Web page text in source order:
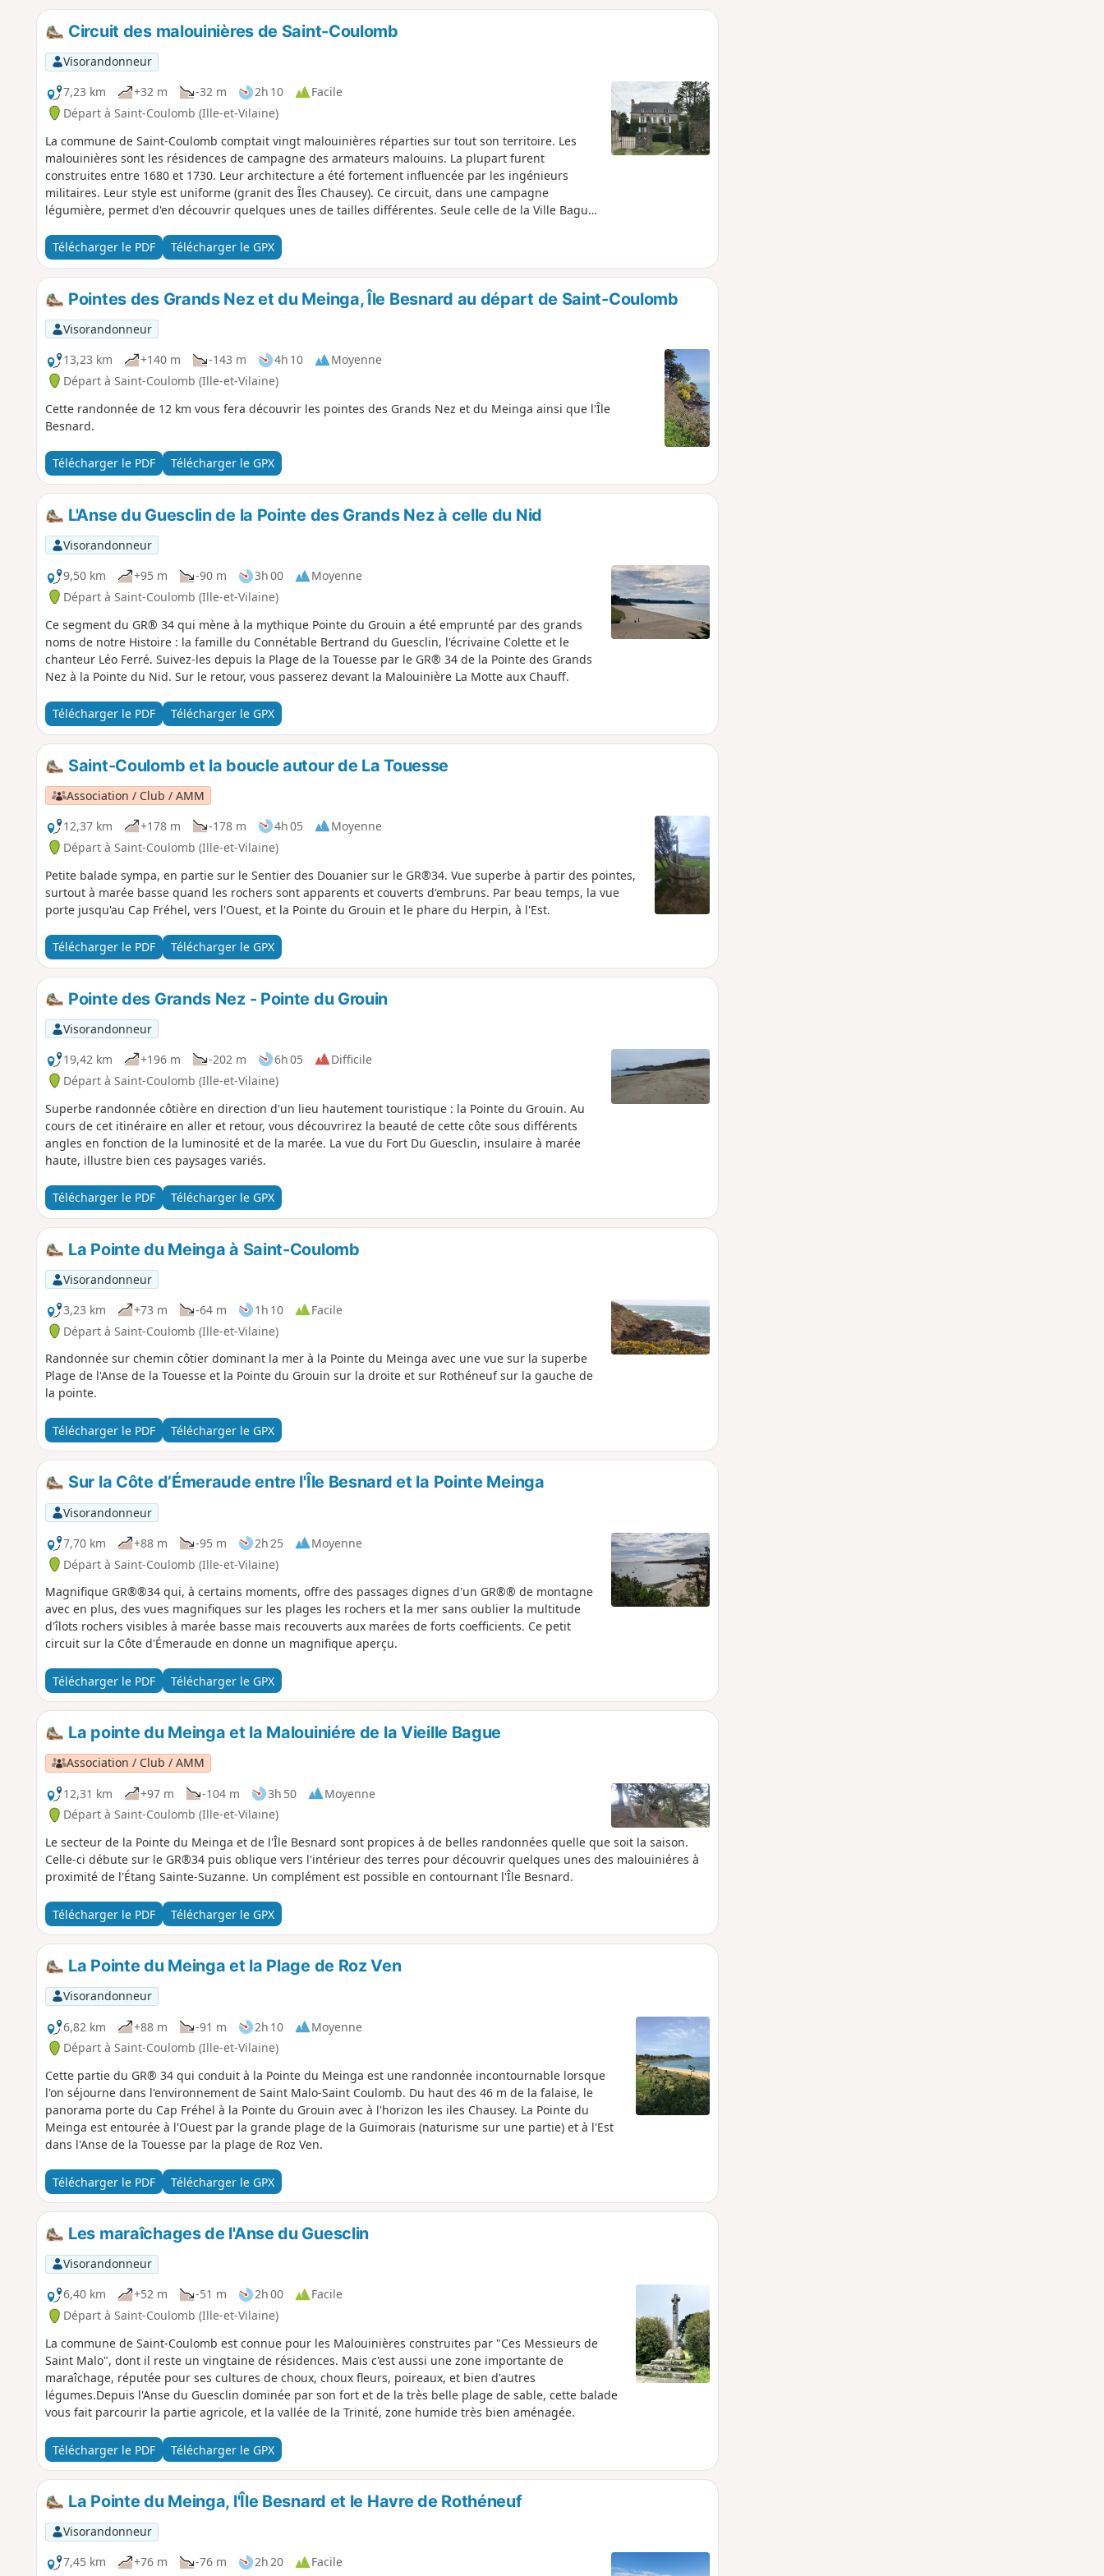
Circuit des malouinières de Saint-Coulomb
Visorandonneur
7,23 km
+32 m -32 m 2h 10
Facile
Départ à Saint-Coulomb (Ille-et-Vilaine)
La commune de Saint-Coulomb comptait vingt malouinières réparties sur tout son territoire. Les
malouinières sont les résidences de campagne des armateurs malouins. La plupart furent
construites entre 1680 et 1730. Leur architecture a été fortement influencée par les ingénieurs
militaires. Leur style est uniforme (granit des Îles Chausey). Ce circuit, dans une campagne
légumière, permet d'en découvrir quelques unes de tailles différentes. Seule celle de la Ville Bague
Télécharger le PDF
Télécharger le GPX
Pointes des Grands Nez et du Meinga, Île Besnard au départ de Saint-Coulomb
Visorandonneur
13,23 km
+140 m -143 m 4h 10
Moyenne
Départ à Saint-Coulomb (Ille-et-Vilaine)
Cette randonnée de 12 km vous fera découvrir les pointes des Grands Nez et du Meinga ainsi que l'Île
Besnard.
Télécharger le PDF Télécharger le GPX
L'Anse du Guesclin de la Pointe des Grands Nez à celle du Nid
Visorandonneur
9,50 km
+95 m -90 m 3h 00
Moyenne
Départ à Saint-Coulomb (Ille-et-Vilaine)
Ce segment du GR® 34 qui mène à la mythique Pointe du Grouin a été emprunté par des grands
noms de notre Histoire : la famille du Connétable Bertrand du Guesclin, l'écrivaine Colette et le
chanteur Léo Ferré. Suivez-les depuis la Plage de la Touesse par le GR® 34 de la Pointe des Grands
Nez à la Pointe du Nid. Sur le retour, vous passerez devant la Malouinière La Motte aux Chauff.
Télécharger le PDF Télécharger le GPX
Saint-Coulomb et la boucle autour de La Touesse
Association / Club / AMM
12,37 km
+178 m -178 m 4h 05
Moyenne
Départ à Saint-Coulomb (Ille-et-Vilaine)
Petite balade sympa, en partie sur le Sentier des Douanier sur le GR®34. Vue superbe à partir des pointes,
surtout à marée basse quand les rochers sont apparents et couverts d'embruns. Par beau temps, la vue
porte jusqu'au Cap Fréhel, vers l'Ouest, et la Pointe du Grouin et le phare du Herpin, à l'Est.
Télécharger le PDF Télécharger le GPX
Pointe des Grands Nez - Pointe du Grouin
Visorandonneur
19,42 km
+196 m -202 m 6h 05
Difficile
Départ à Saint-Coulomb (Ille-et-Vilaine)
Superbe randonnée côtière en direction d'un lieu hautement touristique : la Pointe du Grouin. Au
cours de cet itinéraire en aller et retour, vous découvrirez la beauté de cette côte sous différents
angles en fonction de la luminosité et de la marée. La vue du Fort Du Guesclin, insulaire à marée
haute, illustre bien ces paysages variés.
Télécharger le PDF Télécharger le GPX
La Pointe du Meinga à Saint-Coulomb
Visorandonneur
3,23 km
+73 m -64 m 1h 10
Facile
Départ à Saint-Coulomb (Ille-et-Vilaine)
Randonnée sur chemin côtier dominant la mer à la Pointe du Meinga avec une vue sur la superbe
Plage de l'Anse de la Touesse et la Pointe du Grouin sur la droite et sur Rothéneuf sur la gauche de
la pointe.
Télécharger le PDF Télécharger le GPX
Sur la Côte d’Émeraude entre l'Île Besnard et la Pointe Meinga
Visorandonneur
7,70 km
+88 m -95 m 2h 25
Moyenne
Départ à Saint-Coulomb (Ille-et-Vilaine)
Magnifique GR®®34 qui, à certains moments, offre des passages dignes d'un GR®® de montagne
avec en plus, des vues magnifiques sur les plages les rochers et la mer sans oublier la multitude
d'îlots rochers visibles à marée basse mais recouverts aux marées de forts coefficients. Ce petit
circuit sur la Côte d'Émeraude en donne un magnifique aperçu.
Télécharger le PDF Télécharger le GPX
La pointe du Meinga et la Malouiniére de la Vieille Bague
Association / Club / AMM
12,31 km
+97 m -104 m 3h 50
Moyenne
Départ à Saint-Coulomb (Ille-et-Vilaine)
Le secteur de la Pointe du Meinga et de l'Île Besnard sont propices à de belles randonnées quelle que soit la saison.
Celle-ci débute sur le GR®34 puis oblique vers l'intérieur des terres pour découvrir quelques unes des malouiniéres à
proximité de l'Étang Sainte-Suzanne. Un complément est possible en contournant l'Île Besnard.
Télécharger le PDF Télécharger le GPX
La Pointe du Meinga et la Plage de Roz Ven
Visorandonneur
6,82 km
+88 m -91 m 2h 10
Moyenne
Départ à Saint-Coulomb (Ille-et-Vilaine)
Cette partie du GR® 34 qui conduit à la Pointe du Meinga est une randonnée incontournable lorsque
l'on séjourne dans l'environnement de Saint Malo-Saint Coulomb. Du haut des 46 m de la falaise, le
panorama porte du Cap Fréhel à la Pointe du Grouin avec à l'horizon les iles Chausey. La Pointe du
Meinga est entourée à l'Ouest par la grande plage de la Guimorais (naturisme sur une partie) et à l'Est
dans l'Anse de la Touesse par la plage de Roz Ven.
Télécharger le PDF Télécharger le GPX
Les maraîchages de l'Anse du Guesclin
Visorandonneur
6,40 km
+52 m -51 m 2h 00
Facile
Départ à Saint-Coulomb (Ille-et-Vilaine)
La commune de Saint-Coulomb est connue pour les Malouinières construites par "Ces Messieurs de
Saint Malo", dont il reste un vingtaine de résidences. Mais c'est aussi une zone importante de
maraîchage, réputée pour ses cultures de choux, choux fleurs, poireaux, et bien d'autres
légumes.Depuis l'Anse du Guesclin dominée par son fort et de la très belle plage de sable, cette balade
vous fait parcourir la partie agricole, et la vallée de la Trinité, zone humide très bien aménagée.
Télécharger le PDF Télécharger le GPX
La Pointe du Meinga, l'Île Besnard et le Havre de Rothéneuf
Visorandonneur
7,45 km
+76 m -76 m 2h 20
Facile